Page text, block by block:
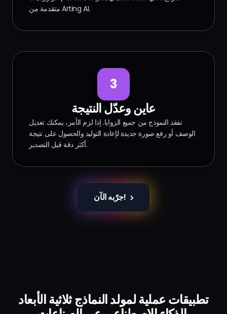
متقدمة من Arting AI.
3
عاين وعدّل النتيجة
تفقد النموذج من جميع الزوايا. إذا لزم الأمر، يمكنك تعديل
الوصف أو رفع صورة جديدة لإعادة التوليد والحصول على نتيجة
أكثر دقة قبل التصدير.
جرّبه الآن!
تطبيقات عملية لمولد النماذج ثلاثية الأبعاد